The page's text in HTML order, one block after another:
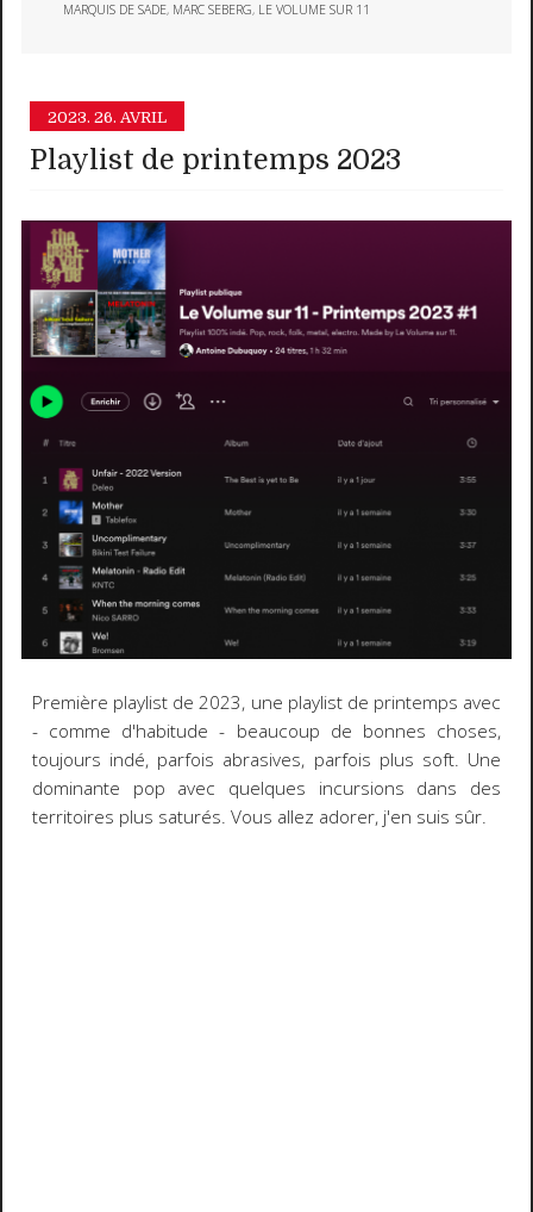
MARQUIS DE SADE, MARC SEBERG, LE VOLUME SUR 11
2023. 26. AVRIL
Playlist de printemps 2023
Première playlist de 2023, une playlist de printemps avec
- comme d'habitude - beaucoup de bonnes choses,
toujours indé, parfois abrasives, parfois plus soft. Une
dominante pop avec quelques incursions dans des
territoires plus saturés. Vous allez adorer, j'en suis sûr.